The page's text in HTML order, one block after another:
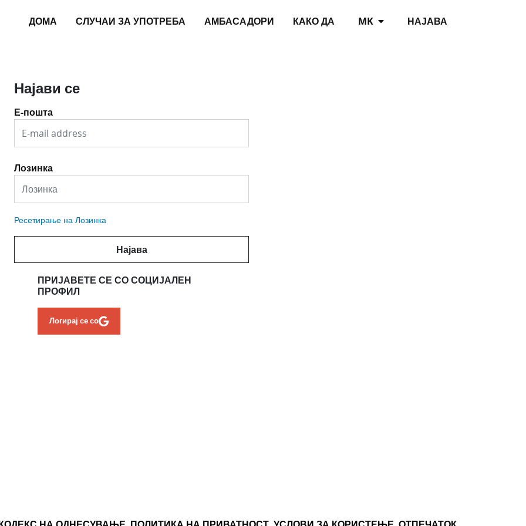
НАЈАВА
MK
ДОМА СЛУЧАИ ЗА УПОТРЕБА АМБАСАДОРИ КАКО ДА
Најави се
Е-пошта
Лозинка
Ресетирање на Лозинка
Најава
ПРИЈАВЕТЕ СЕ СО СОЦИЈАЛЕН
ПРОФИЛ
Логирај се со